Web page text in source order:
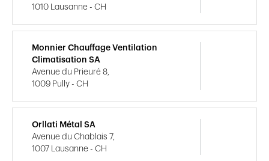
1010 Lausanne - CH
Monnier Chauffage Ventilation
Climatisation SA
Avenue du Prieuré 8,
1009 Pully - CH
Orllati Métal SA
Avenue du Chablais 7,
1007 Lausanne - CH